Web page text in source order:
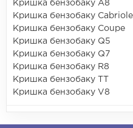
Кришка бензобаку A8
Кришка бензобаку
Кришка бензобаку Coupe
Кришка бензобаку Q5
Кришка бензобаку Q7
Кришка бензобаку R8
Кришка бензобаку TT
Кришка бензобаку V8